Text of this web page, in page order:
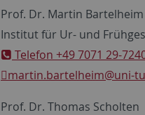
Prof. Dr. Martin
Institut für Ur- und
Telefon +49 7071 29-
martin.bartelheim@uni-
Prof. Dr. Thomas Scholten